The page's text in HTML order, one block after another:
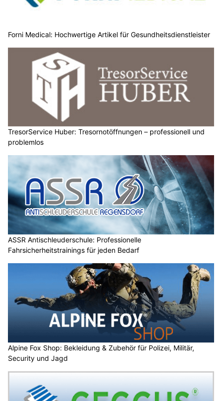
Forni Medical: Hochwertige Artikel für Gesundheitsdienstleister
TresorService Huber: Tresornotöffnungen – professionell und
problemlos
ASSR Antischleuderschule: Professionelle
Fahrsicherheitstrainings für jeden Bedarf
Alpine Fox Shop: Bekleidung & Zubehör für Polizei, Militär,
Security und Jagd